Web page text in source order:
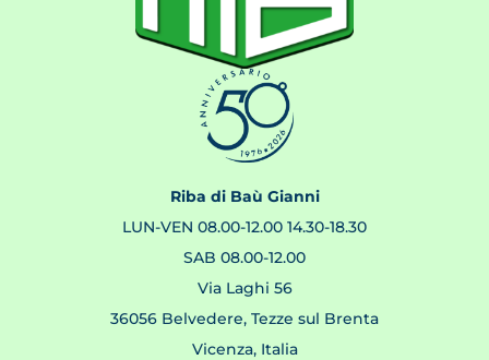
Riba di Baù Gianni
LUN-VEN 08.00-12.00 14.30-18.30
SAB 08.00-12.00
Via Laghi 56
36056 Belvedere, Tezze sul Brenta
Vicenza, Italia